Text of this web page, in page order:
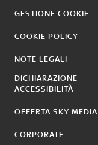
GESTIONE COOKIE
COOKIE POLICY
NOTE LEGALI
DICHIARAZIONE
ACCESSIBILITÀ
OFFERTA SKY MEDIA
CORPORATE